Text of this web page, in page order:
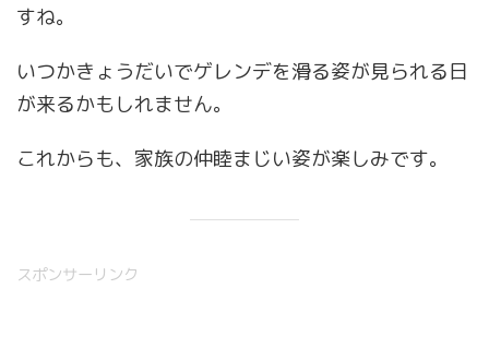
すね。
いつかきょうだいでゲレンデを滑る姿が見られる日
が来るかもしれません。
これからも、家族の仲睦まじい姿が楽しみです。
スポンサーリンク